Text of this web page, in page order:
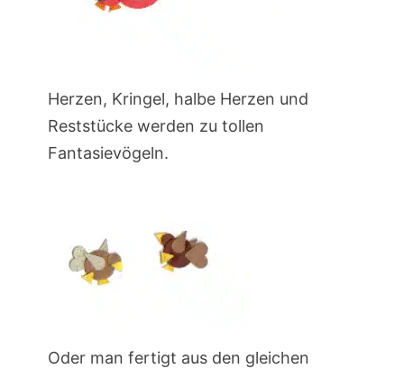
Herzen, Kringel, halbe Herzen und
Reststücke werden zu tollen
Fantasievögeln.
Oder man fertigt aus den gleichen